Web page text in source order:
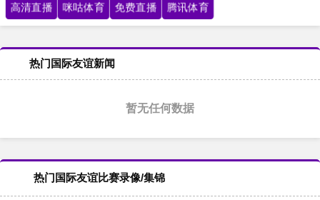
高清直播 咪咕体育 免费直播 腾讯体育
热门国际友谊新闻
暂无任何数据
热门国际友谊比赛录像/集锦